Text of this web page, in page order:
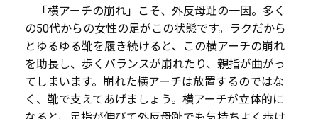
「横アーチの崩れ」こそ、外反母趾の一因。多く
の50代からの女性の足がこの状態です。ラクだから
とゆるゆる靴を履き続けると、この横アーチの崩れ
を助長し、歩くバランスが崩れたり、親指が曲がっ
てしまいます。崩れた横アーチは放置するのではな
く、靴で支えてあげましょう。横アーチが立体的に